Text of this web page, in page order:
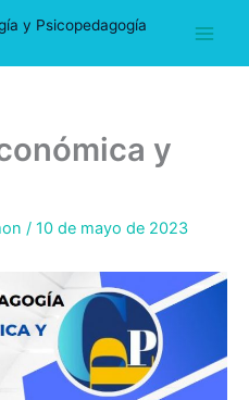
y Psicopedagogía
y
/ 10 de mayo de 2023